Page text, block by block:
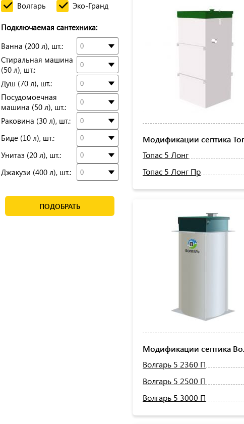
Волгарь
Эко-Гранд
Подключаемая сантехника:
Ванна (200 л), шт.:
Стиральная машина
(50 л), шт.:
Душ (70 л), шт.:
Посудомоечная
машина (50 л), шт.:
Раковина (30 л), шт.:
Биде (10 л), шт.:
Унитаз (20 л), шт.:
Джакузи (400 л), шт.:
ПОДОБРАТЬ
Модификации септика
Топас 5 Лонг
Топас 5 Лонг Пр
Модификации септика
Волгарь 5 2360 П
Волгарь 5 2500 П
Волгарь 5 3000 П